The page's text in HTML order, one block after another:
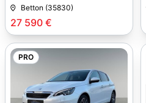
27 590 €
Betton (35830)
PRO